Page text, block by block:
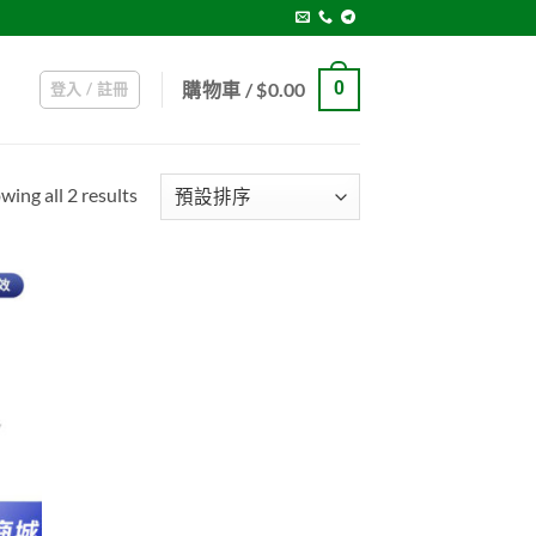
登入 / 註冊 購物車 /$0.00 0
all 2 results